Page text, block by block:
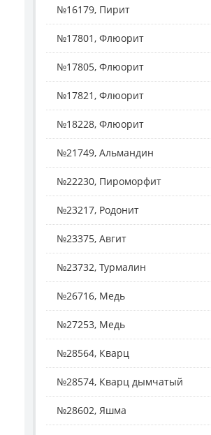
№16179, Пирит
№17801, Флюорит
№17805, Флюорит
№17821, Флюорит
№18228, Флюорит
№21749, Альмандин
№22230, Пироморфит
№23217, Родонит
№23375, Авгит
№23732, Турмалин
№26716, Медь
№27253, Медь
№28564, Кварц
№28574, Кварц дымчатый
№28602, Яшма